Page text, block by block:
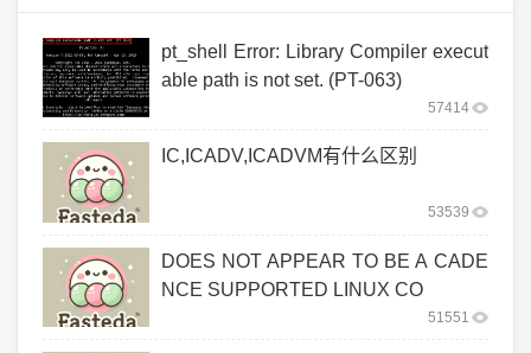
pt_shell Error: Library Compiler execut
able path is not set. (PT-063)
57414
IC,ICADV,ICADVM有什么区别
53539
DOES NOT APPEAR TO BE A CADE
NCE SUPPORTED LINUX CO
51551